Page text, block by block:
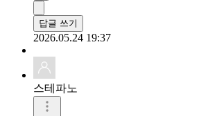
답글 쓰기
2026.05.24 19:37
스테파노